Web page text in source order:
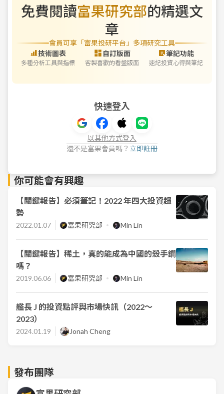
免費閱讀富果研究部的精選文
章
會員可享「富果投研平台」多項研究工具
技術圖表
多種分析工具與指標
自訂版面
客製喜歡的看盤版面
筆記功能
速記投資心得與筆記
快速登入
以其他方式登入
還不是富果會員嗎？ 立即註冊
你可能會有興趣
【關鍵報告】必須筆記！2022 年四大投資趨
勢
2022.01.07 富果研究部 Min Lin
【關鍵報告】稀土，真的能成為中國的殺手鐧
嗎？
2019.06.06 富果研究部 Min Lin
艦長 J 的投資點評與市場快訊（2022～
2023）
2024.01.19 Jonah Cheng
發布團隊